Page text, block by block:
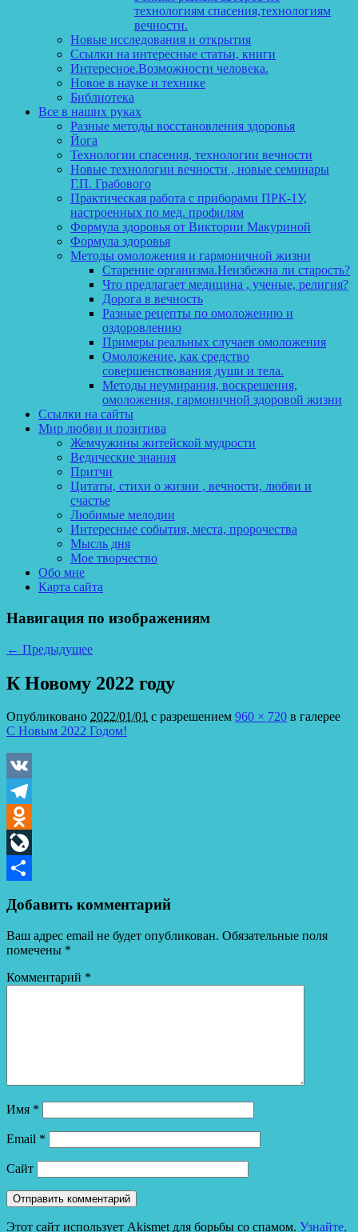
технологиям спасения,технологиям
вечности.
Новые исследования и открытия
Ссылки на интересные статьи, книги
Интересное.Возможности человека.
Новое в науке и технике
Библиотека
Все в наших руках
Разные методы восстановления здоровья
Йога
Технологии спасения, технологии вечности
Новые технологии вечности , новые семинары
Г.П. Грабового
Практическая работа с приборами ПРК-1У,
настроенных по мед. профилям
Формула здоровья от Виктории Макуриной
Формула здоровья
Методы омоложения и гармоничной жизни
Старение организма.Неизбежна ли старость?
Что предлагает медицина , ученые, религия?
Дорога в вечность
Разные рецепты по омоложению и
оздоровлению
Примеры реальных случаев омоложения
Омоложение, как средство
совершенствования души и тела.
Методы неумирания, воскрешения,
омоложения, гармоничной здоровой жизни
Ссылки на сайты
Мир любви и позитива
Жемчужины житейской мудрости
Ведические знания
Притчи
Цитаты, стихи о жизни , вечности, любви и
счастье
Любимые мелодии
Интересные события, места, пророчества
Мысль дня
Мое творчество
Обо мне
Карта сайта
Навигация по изображениям
← Предыдущее
К Новому 2022 году
Опубликовано 2022/01/01 с разрешением 960 × 720 в галерее
С Новым 2022 Годом!
VK
Telegram
Odnoklassniki
LiveJournal
Добавить комментарий
Ваш адрес email не будет опубликован. Обязательные поля
помечены *
Комментарий *
Имя *
Email *
Сайт
Этот сайт использует Akismet для борьбы со спамом. Узнайте,